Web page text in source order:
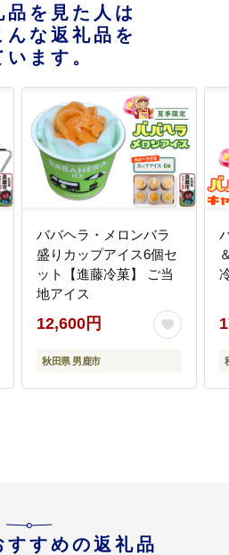
品を見た人は
んな返礼品を
います。
ババヘラ・メロンバラ
盛りカップアイス6個セ
ット【進藤冷菓】 ご当
地アイス
12,600円
秋田県 男鹿市
すすめの返礼品